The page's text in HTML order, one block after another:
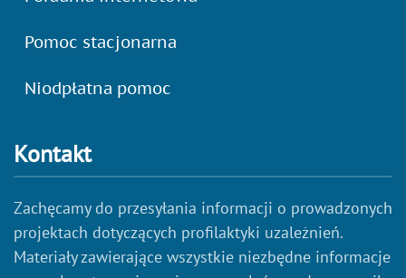
Pomoc stacjonarna
Niodpłatna pomoc
Kontakt
Zachęcamy do przesyłania informacji o prowadzonych
projektach dotyczących profilaktyki uzależnień.
Materiały zawierające wszystkie niezbędne informacje